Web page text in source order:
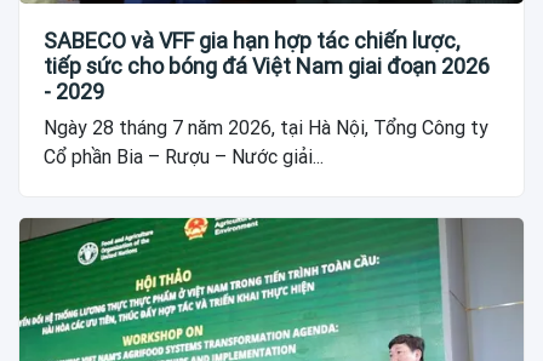
SABECO và VFF gia hạn hợp tác chiến lược,
tiếp sức cho bóng đá Việt Nam giai đoạn 2026
- 2029
Ngày 28 tháng 7 năm 2026, tại Hà Nội, Tổng Công ty
Cổ phần Bia – Rượu – Nước giải...